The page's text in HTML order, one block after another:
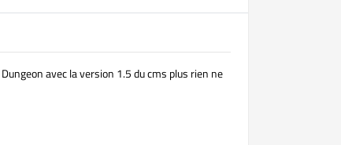
Dungeon avec la version 1.5 du cms plus rien ne